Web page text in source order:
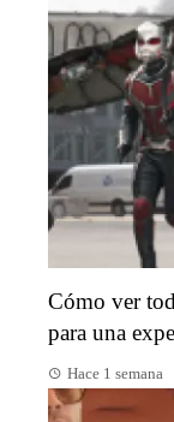
Cómo ver
para una
Hace 1 semana